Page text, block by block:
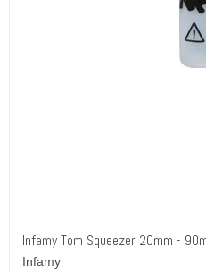
Infamy Tom Squeezer 20mm -
Infamy